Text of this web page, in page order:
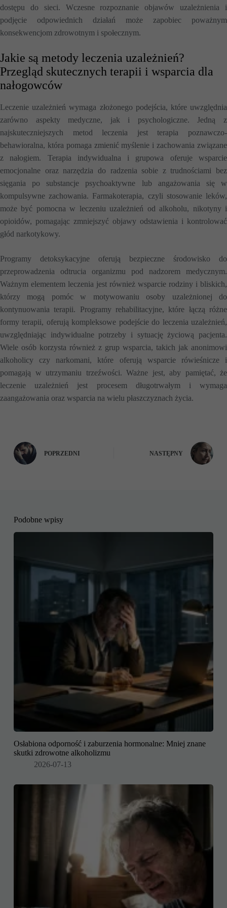
dostępu do sieci. Wczesne rozpoznanie objawów uzależnienia i
podjęcie odpowiednich działań może zapobiec poważnym
konsekwencjom zdrowotnym i społecznym.
Jakie są metody leczenia uzależnień?
Przegląd skutecznych terapii i wsparcia dla
nałogowców
Leczenie uzależnień wymaga złożonego podejścia, które uwzględnia
zarówno aspekty medyczne, jak i psychologiczne. Jedną z
najskuteczniejszych metod leczenia jest terapia poznawczo-
behawioralna, która pomaga zmienić myślenie i zachowania związane
z nałogiem. Terapia indywidualna i grupowa oferuje wsparcie
emocjonalne oraz narzędzia do radzenia sobie z trudnościami bez
sięgania po substancje psychoaktywne lub angażowania się w
kompulsywne zachowania. Farmakoterapia, czyli stosowanie leków,
może być pomocna w leczeniu uzależnień od alkoholu, nikotyny i
opioidów, pomagając zmniejszyć objawy odstawienia i kontrolować
głód narkotykowy.
Programy detoksykacyjne oferują bezpieczne środowisko do
przeprowadzenia odtrucia organizmu pod nadzorem medycznym.
Ważnym elementem leczenia jest również wsparcie rodziny i bliskich,
którzy mogą pomóc w motywowaniu osoby uzależnionej do
kontynuowania terapii. Programy rehabilitacyjne, które łączą różne
formy terapii, oferują kompleksowe podejście do leczenia uzależnień,
uwzględniając indywidualne potrzeby i sytuację życiową pacjenta.
Wiele osób korzysta również z grup wsparcia, takich jak anonimowi
alkoholicy czy narkomani, które oferują wsparcie rówieśnicze i
pomagają w utrzymaniu trzeźwości. Ważne jest, aby pamiętać, że
leczenie uzależnień jest procesem długotrwałym i wymaga
zaangażowania oraz wsparcia na wielu płaszczyznach życia.
POPRZEDNI NASTĘPNY
Podobne wpisy
Osłabiona odporność i zaburzenia hormonalne: Mniej znane
skutki zdrowotne alkoholizmu
2026-07-13